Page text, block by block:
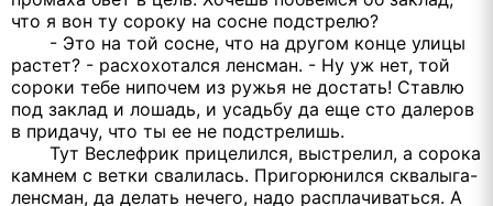
что я вон ту сороку на сосне подстрелю?
- Это на той сосне, что на другом конце улицы
растет? - расхохотался ленсман. - Ну уж нет, той
сороки тебе нипочем из ружья не достать! Ставлю
под заклад и лошадь, и усадьбу да еще сто далеров
в придачу, что ты ее не подстрелишь.
Тут Веслефрик прицелился, выстрелил, а сорока
камнем с ветки свалилась. Пригорюнился сквалыга-
ленсман, да делать нечего, надо расплачиваться. А